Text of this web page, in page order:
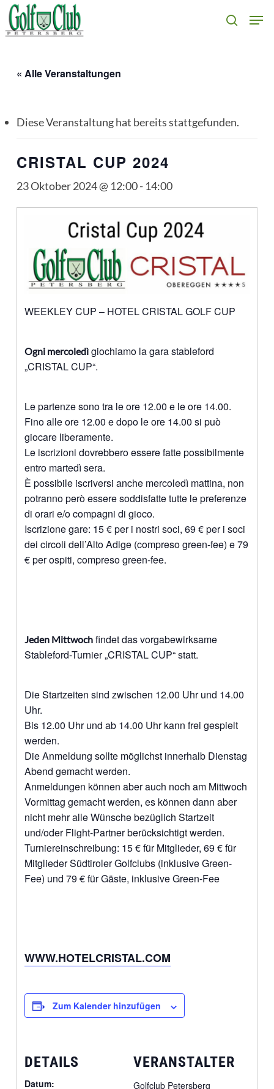
Skip
to
search
« Alle Veranstaltungen
Diese Veranstaltung hat bereits stattgefunden.
CRISTAL CUP 2024
23 Oktober 2024 @ 12:00- 14:00
WEEKLEY CUP – HOTEL CRISTAL GOLF CUP
Ogni mercoledìgiochiamo la gara stableford
„CRISTAL CUP“.
Le partenze sono tra le ore 12.00 e le ore 14.00.
Fino alle ore 12.00 e dopo le ore 14.00 si può
giocare liberamente.
Le iscrizioni dovrebbero essere fatte possibilmente
entro martedì sera.
È possibile iscriversi anche mercoledì mattina, non
potranno però essere soddisfatte tutte le preferenze
di orari e/o compagni di gioco.
Iscrizione gare: 15 € per i nostri soci, 69 € per i soci
dei circoli dell’Alto Adige (compreso green-fee) e 79
€ per ospiti, compreso green-fee.
Jeden Mittwochfindet das vorgabewirksame
Stableford-Turnier „CRISTAL CUP“ statt.
Die Startzeiten sind zwischen 12.00 Uhr und 14.00
Uhr.
Bis 12.00 Uhr und ab 14.00 Uhr kann frei gespielt
werden.
Die Anmeldung sollte möglichst innerhalb Dienstag
Abend gemacht werden.
Anmeldungen können aber auch noch am Mittwoch
Vormittag gemacht werden, es können dann aber
nicht mehr alle Wünsche bezüglich Startzeit
und/oder Flight-Partner berücksichtigt werden.
Turniereinschreibung: 15 € für Mitglieder, 69 € für
Mitglieder Südtiroler Golfclubs (inklusive Green-
Fee) und 79 € für Gäste, inklusive Green-Fee
WWW.HOTELCRISTAL.COM
Zum Kalender hinzufügen
DETAILS
Datum:
VERANSTALTER
Golfclub Petersberg